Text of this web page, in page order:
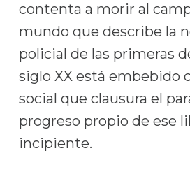
contenta a morir al
mundo que describe la
policial de las primeras
siglo XX está embebido
social que clausura el
progreso propio de ese
incipiente.